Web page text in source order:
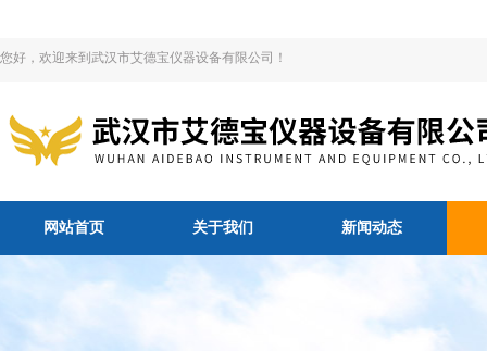
您好，欢迎来到武汉市艾德宝仪器设备有限公司！
网站首页 关于我们 新闻动态